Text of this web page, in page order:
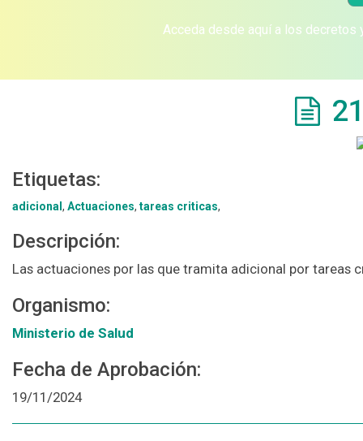
Acceda desde aquí a los
Etiquetas:
adicional , Actuaciones, tareas criticas,
Descripción:
Las actuaciones por las que tramita adicional por tareas
Organismo:
Ministerio de Salud
Fecha de Aprobación:
19/11/2024